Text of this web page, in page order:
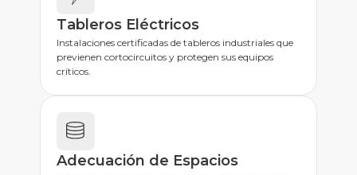
Tableros Eléctricos
Instalaciones certificadas de tableros industriales que
previenen cortocircuitos y protegen sus equipos
críticos.
Adecuación de Espacios